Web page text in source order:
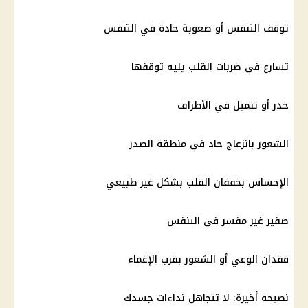
توقف التنفس أو صعوبة حادة في التنفس
تسارع في ضربات القلب يليه توقفها
خدر أو تنميل في الأطراف
الشعور بانزعاج حاد في منطقة الصدر
الإحساس بخفقان القلب بشكل غير طبيعي
صفير غير مفسر في التنفس
فقدان الوعي أو الشعور بقرب الإغماء
نصيحة أخيرة: لا تتجاهل نداءات جسدك